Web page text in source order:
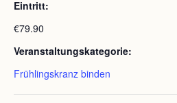
Eintritt:
€79.90
Veranstaltungskategorie:
Frühlingskranz binden